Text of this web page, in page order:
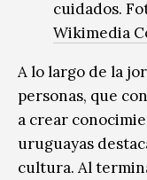
cuidados.
Wikimedia
A lo largo de la
personas, que
a crear
uruguayas
cultura. Al